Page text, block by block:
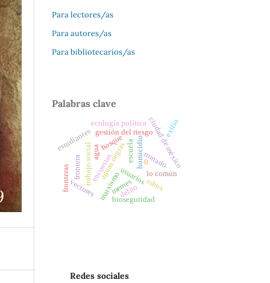
Para lectores/as
Para autores/as
Para bibliotecarios/as
Palabras clave
marxismo
homicidio
gestión del riesgo
aguas negrasusuarios
encuestas
memes
ciudad de méxico
cdmx
delito
minado
bosque
ecología política
agua
trabajo social
vectores
escuela
estudiantes
frontera lo común
exilio
fronteras
bioseguridad
0
Redes sociales